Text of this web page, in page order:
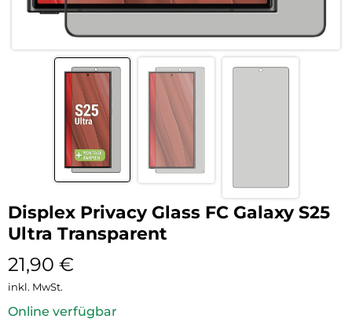
Displex Privacy Glass FC Galaxy S25
Ultra Transparent
21,90 €
inkl. MwSt.
Online verfügbar